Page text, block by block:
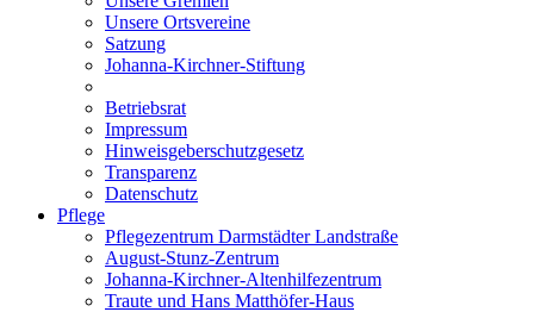
Unsere Ortsvereine
Satzung
Johanna-Kirchner-Stiftung
Betriebsrat
Impressum
Hinweisgeberschutzgesetz
Transparenz
Datenschutz
Pflege
Pflegezentrum Darmstädter Landstraße
August-Stunz-Zentrum
Johanna-Kirchner-Altenhilfezentrum
Traute und Hans Matthöfer-Haus